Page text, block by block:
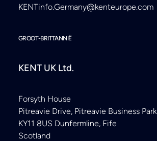
KENTinfo.Germany@kenteurope.com
GROOT-BRITTANNIË
KENT UK Ltd.
Forsyth House
Pitreavie Drive, Pitreavie Business Park
KY11 8US Dunfermline, Fife
Scotland